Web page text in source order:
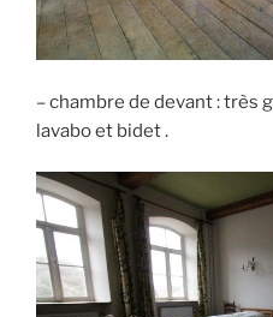
– chambre de devant : très
lavabo et bidet .